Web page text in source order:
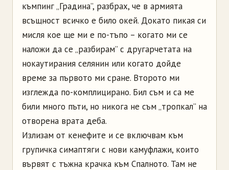
къмпинг „Градина”, разбрах, че в армията
всъщност всичко е било окей. Докато пикая си
мисля кое ще ми е по-тъпо – когато ми се
наложи да се „разбирам” с другарчетата на
нокаутирания селянин или когато дойде
време за първото ми сране. Второто ми
изглежда по-комплицирано. Бил съм и са ме
били много пъти, но никога не съм „тропкал” на
отворена врата деба.
Излизам от кенефите и се включвам към
групичка симаптяги с нови камуфлажи, които
вървят с тъжна крачка към Спалното. Там не